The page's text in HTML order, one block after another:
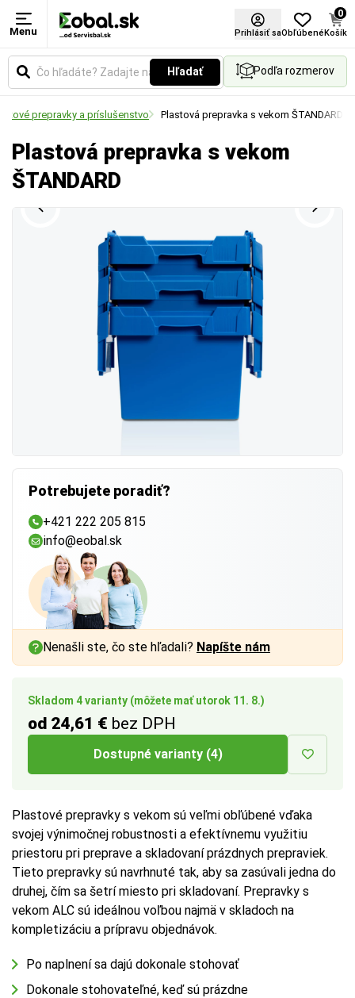
Menu Prihlásiť saObľúbené
0
Košík
Hľadať Podľa rozmerov
prepravky a príslušenstvo Plastová prepravka s vekom ŠTANDARD
Plastová prepravka s vekom
ŠTANDARD
Skladom 4 varianty (môžete mať utorok 11. 8.)
od 24,61 € bez DPH
Dostupné varianty (4)
Plastové prepravky s vekom sú veľmi obľúbené vďaka
svojej výnimočnej robustnosti a efektívnemu využitiu
priestoru pri preprave a skladovaní prázdnych prepraviek.
Tieto prepravky sú navrhnuté tak, aby sa zasúvali jedna do
druhej, čím sa šetrí miesto pri skladovaní. Prepravky s
vekom ALC sú ideálnou voľbou najmä v skladoch na
kompletizáciu a prípravu objednávok.
Po naplnení sa dajú dokonale stohovať
Dokonale stohovateľné, keď sú prázdne
Potrebujete poradiť?
+421 222 205 815
info@eobal.sk
Nenašli ste, čo ste hľadali? Napíšte nám